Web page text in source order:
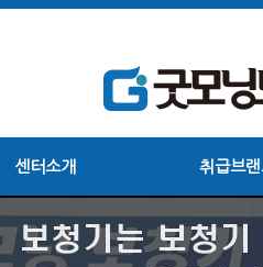
센터소개 취급브